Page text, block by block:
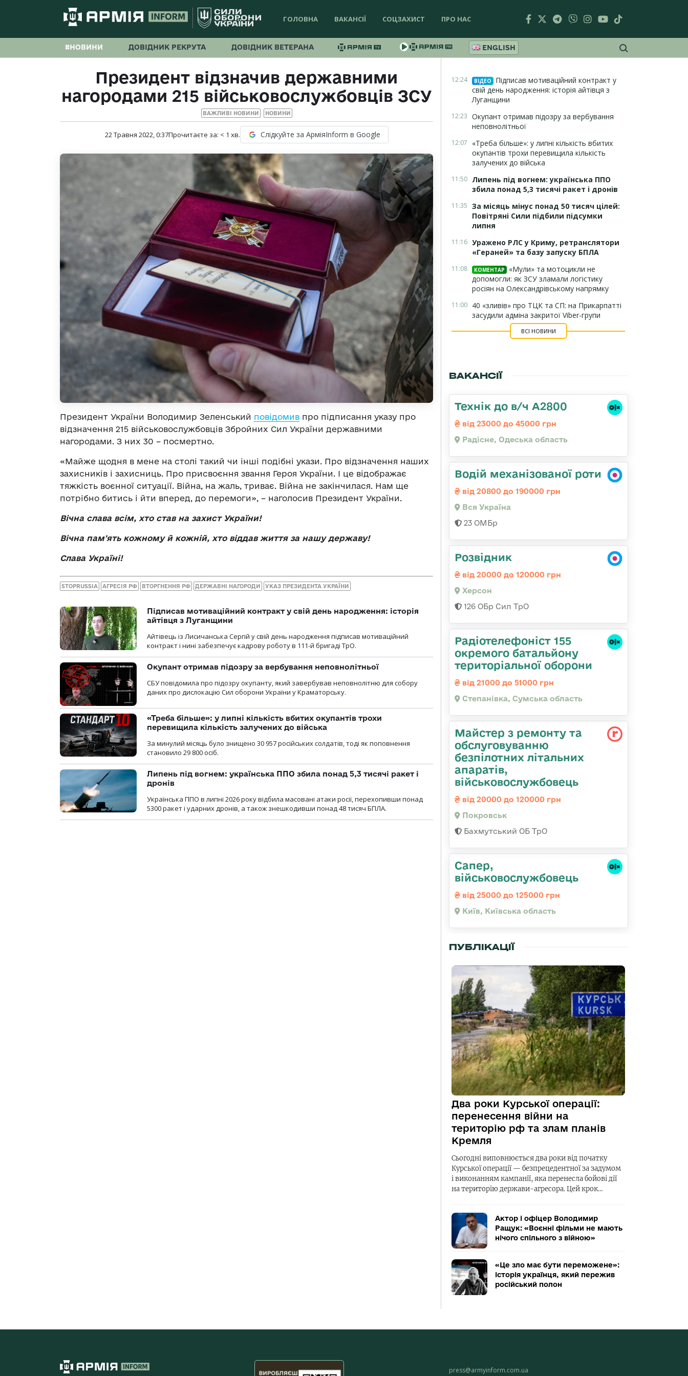
ГОЛОВНА ВАКАНСІЇ СОЦЗАХИСТ ПРО НАС
#НОВИНИ ДОВІДНИК РЕКРУТА ДОВІДНИК ВЕТЕРАНА ENGLISH
Президент відзначив державними
нагородами 215 військовослужбовців ЗСУ
ВАЖЛИВІ НОВИНИ НОВИНИ
22 Травня 2022, 0:37Прочитаєте за: < 1 хв. Слідкуйте за АрміяInform в Google
Президент України Володимир Зеленський повідомив про підписання указу про
відзначення 215 військовослужбовців Збройних Сил України державними
нагородами. З них 30 – посмертно.
«Майже щодня в мене на столі такий чи інші подібні укази. Про відзначення наших
захисників і захисниць. Про присвоєння звання Героя України. І це відображає
тяжкість воєнної ситуації. Війна, на жаль, триває. Війна не закінчилася. Нам ще
потрібно битись і йти вперед, до перемоги», – наголосив Президент України.
Вічна слава всім, хто став на захист України!
Вічна памʼять кожному й кожній, хто віддав життя за нашу державу!
Слава Україні!
STOPRUSSIA АГРЕСІЯ РФ ВТОРГНЕННЯ РФ ДЕРЖАВНІ НАГОРОДИ УКАЗ ПРЕЗИДЕНТА УКРАЇНИ
Підписав мотиваційний контракт у свій день народження: історія
айтівця з Луганщини
Айтівець із Лисичанська Сергій у свій день народження підписав мотиваційний
контракт і нині забезпечує кадрову роботу в 111-й бригаді ТрО.
Окупант отримав підозру за вербування неповнолітньої
СБУ повідомила про підозру окупанту, який завербував неповнолітню для собору
даних про дислокацію Сил оборони України у Краматорську.
«Треба більше»: у липні кількість вбитих окупантів трохи
перевищила кількість залучених до війська
За минулий місяць було знищено 30 957 російських солдатів, тоді як поповнення
становило 29 800 осіб.
Липень під вогнем: українська ППО збила понад 5,3 тисячі ракет і
дронів
Українська ППО в липні 2026 року відбила масовані атаки росії, перехопивши понад
5300 ракет і ударних дронів, а також знешкодивши понад 48 тисяч БПЛА.
12:24 ВІДЕО
Підписав мотиваційний контракт у
свій день народження: історія айтівця з
Луганщини
12:23 Окупант отримав підозру за вербування
неповнолітньої
12:07
«Треба більше»: у липні кількість вбитих
окупантів трохи перевищила кількість
залучених до війська
11:50 Липень під вогнем: українська ППО
збила понад 5,3 тисячі ракет і дронів
11:35 За місяць мінус понад 50 тисяч цілей:
Повітряні Сили підбили підсумки
липня
11:16 Уражено РЛС у Криму, ретранслятори
«Гераней» та базу запуску БПЛА
11:08 КОМЕНТАР
«Мули» та мотоцикли не
допомогли: як ЗСУ зламали логістику
росіян на Олександрівському напрямку
11:00 40 «зливів» про ТЦК та СП: на Прикарпатті
засудили адміна закритої Viber-групи
ВСІ НОВИНИ
ВАКАНСІЇ
Технік до в/ч А2800
від 23000 до 45000 грн
Радісне, Одеська область
Водій механізованої роти
від 20800 до 190000 грн
Вся Україна
23 ОМБр
Розвідник
від 20000 до 120000 грн
Херсон
126 ОБр Сил ТрО
Радіотелефоніст 155
окремого батальйону
територіальної оборони
від 21000 до 51000 грн
Степанівка, Сумська область
Майстер з ремонту та
обслуговуванню
безпілотних літальних
апаратів,
військовослужбовець
від 20000 до 120000 грн
Покровськ
Бахмутський ОБ ТрО
Сапер,
військовослужбовець
від 25000 до 125000 грн
Київ, Київська область
ПУБЛІКАЦІЇ
Два роки Курської операції:
перенесення війни на
територію рф та злам планів
Кремля
Сьогодні виповнюється два роки від початку
Курської операції — безпрецедентної за задумом
і виконанням кампанії, яка перенесла бойові дії
на територію держави-агресора. Цей крок…
Актор і офіцер Володимир
Ращук: «Воєнні фільми не мають
нічого спільного з війною»
«Це зло має бути переможене»:
історія українця, який пережив
російський полон
press@armyinform.com.ua